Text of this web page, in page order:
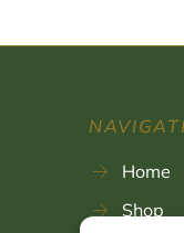
Home
Shop